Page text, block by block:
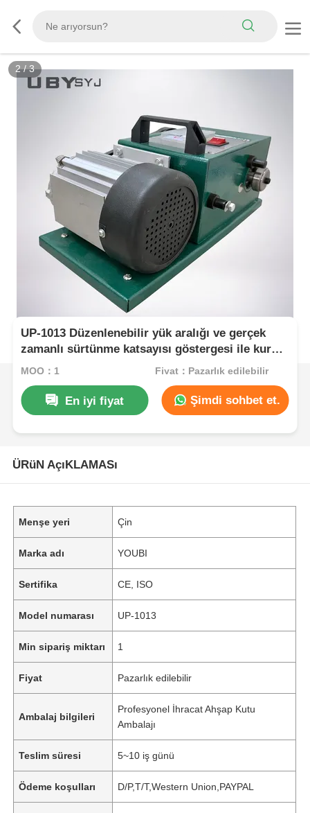
3/3
UP-1013 Düzenlenebilir yük aralığı ve gerçek
zamanlı sürtünme katsayısı göstergesi ile kuru
ve ıslak aşınma testi için sürtünme test
MOQ：1 Fiyat：Pazarlık edilebilir
En iyi fiyat Şimdi sohbet et.
ÜRüN AçıKLAMASı
Menşe yeri Çin
Marka adı YOUBI
Sertifika CE, ISO
Model numarası UP-1013
Min sipariş miktarı 1
Fiyat Pazarlık edilebilir
Ambalaj bilgileri
Profesyonel İhracat Ahşap Kutu
Ambalajı
Teslim süresi 5~10 iş günü
Ödeme koşulları D/P,T/T,Western Union,PAYPAL